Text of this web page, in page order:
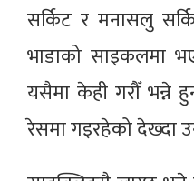
सर्किट र मनासलु
भाडाको साइकलमा
यसैमा केही गरौँ भन्ने
रेसमा गइरहेको देख्दा